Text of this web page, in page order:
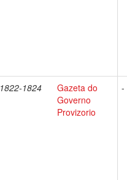
1822-1824
Gazeta do
Governo
Provizorio
-